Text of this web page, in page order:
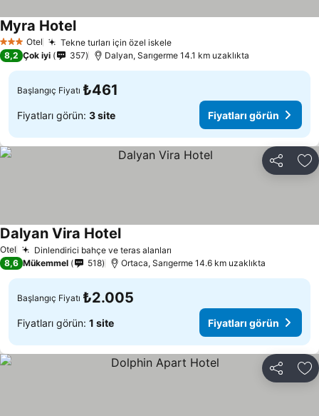
3 YıldızOtel Tekne turları için özel iskele
Myra Hotel
8,2 Çok iyi 357 Dalyan, Sarıgerme 14.1 km uzaklıkta
Başlangıç Fiyatı ₺461
Fiyatları görün: 3 site Fiyatları görün
Paylaş
Otel Dinlendirici bahçe ve teras alanları
Dalyan Vira Hotel
8,6 Mükemmel 518 Ortaca, Sarıgerme 14.6 km uzaklıkta
Başlangıç Fiyatı ₺2.005
Fiyatları görün: 1 site Fiyatları görün
Paylaş